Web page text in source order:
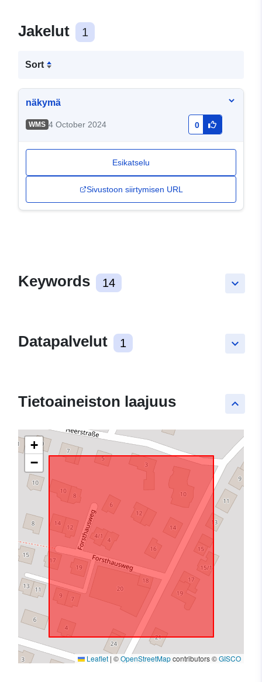
Jakelut 1
Sort
näkymä
WMS 4 October 2024 0
Esikatselu
Sivustoon siirtymisen URL
keyboard_arrow_down
Keywords 14
keyboard_arrow_down
Datapalvelut 1
keyboard_arrow_up
Tietoaineiston laajuus
+
−
Leaflet | ©OpenStreetMapcontributors ©GISCO